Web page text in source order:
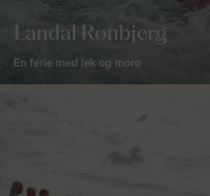
Landal Rønbjerg
En ferie med lek og moro